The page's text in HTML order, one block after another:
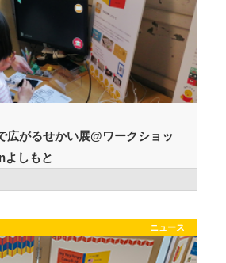
広がるせかい展@ワークショッ
よしもと
ニュース